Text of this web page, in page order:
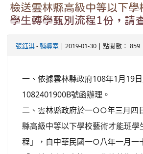
檢送雲林縣高級中等以下學
學生轉學甄別流程1份，請
張鈺淇-輔導室 | 2019-01-30 | 點閱數： 859
一、依據雲林縣政府108年1月19
1082401900B號函辦理。
二、雲林縣政府於一○○年三月四
縣高級中等以下學校藝術才能班學
程」，自中華民國一○八年一月一